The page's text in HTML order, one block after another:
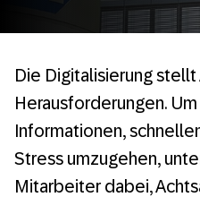
Die Digitalisierung
Herausforderungen.
Informationen,
Stress umzugehen,
Mitarbeiter dabei,